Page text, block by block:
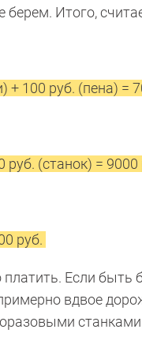
берем. Итого,
+ 100 руб. (пена) =
руб. (станок) = 9000
руб.
Если быть
вдвое